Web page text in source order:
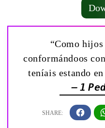
“Como
conformándoos
teníais estando
— 1